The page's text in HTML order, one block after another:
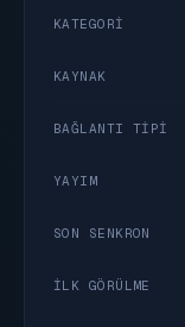
KATEGORI
KAYNAK
BAĞLANTI TIPI
YAYIM
SON SENKRON
İLK GÖRÜLME